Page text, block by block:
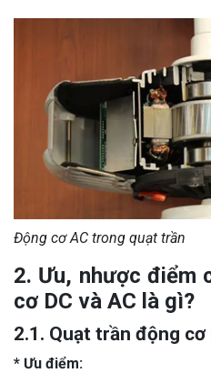
Động cơ AC trong quạt trần
2. Ưu, nhược điểm
cơ DC và AC là gì?
2.1. Quạt trần động cơ
* Ưu điểm: